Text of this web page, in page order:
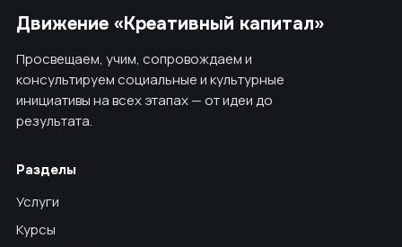
Движение «Креативный капитал»
Просвещаем, учим, сопровождаем и
консультируем социальные и культурные
инициативы на всех этапах — от идеи до
результата.
Разделы
Услуги
Курсы